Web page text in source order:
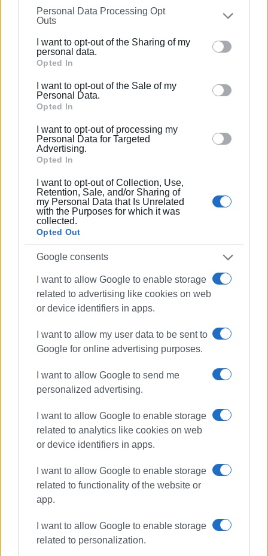
on theIAB’s List of Downstream Participants
that may
further disclose it to other third parties.
Please note that this website/app uses one or more
Google services and may gather and store information
behaviour. You may click to grant or deny consent to
Google and its third-party tags to use your data for
section.
Personal Data Processing Opt
Outs
I want to opt-out of the Sharing of my
personal data.
Opted In
I want to opt-out of the Sale of my
Personal Data.
Opted In
I want to opt-out of processing my
Personal Data for Targeted
Advertising.
Opted In
I want to opt-out of Collection, Use,
Retention, Sale, and/or Sharing of
my Personal Data that Is Unrelated
with the Purposes for which it was
collected.
Opted Out
Google consents
I want to allow Google to enable storage
related to advertising like cookies on web
or device identifiers in apps.
I want to allow my user data to be sent to
Google for online advertising purposes.
I want to allow Google to send me
personalized advertising.
I want to allow Google to enable storage
related to analytics like cookies on web
or device identifiers in apps.
I want to allow Google to enable storage
related to functionality of the website or
app.
I want to allow Google to enable storage
related to personalization.
Εργάζεται στις Εκδόσεις Ενημέρωση από το
δημόσιες σχέσεις, το ελεύθερο και το
καλλιτεχνικό ρεπορτάζ.
Ακολουθήστε το enimerosi στο
Συνδρομητές στο e-paper